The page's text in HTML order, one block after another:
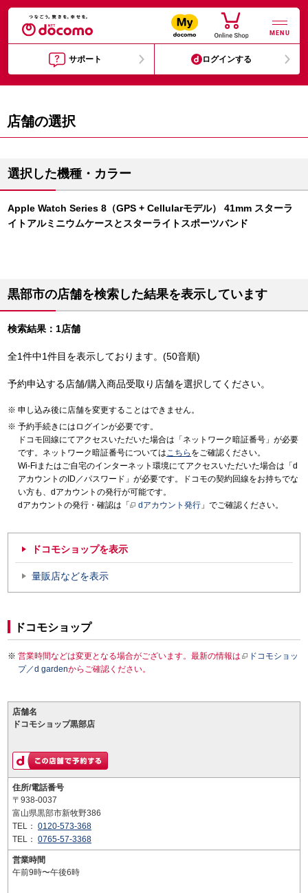
MENU
サポート ログインする
店舗の選択
選択した機種・カラー
Apple Watch Series 8（GPS + Cellularモデル） 41mm スターラ
イトアルミニウムケースとスターライトスポーツバンド
黒部市の店舗を検索した結果を表示しています
検索結果：1店舗
全1件中1件目を表示しております。(50音順)
予約申込する店舗/購入商品受取り店舗を選択してください。
申し込み後に店舗を変更することはできません。
予約手続きにはログインが必要です。
ドコモ回線にてアクセスいただいた場合は「ネットワーク暗証番号」が必要
です。ネットワーク暗証番号についてはこちら をご確認ください。
Wi-Fiまたはご自宅のインターネット環境にてアクセスいただいた場合は「d
アカウントのID／パスワード」が必要です。ドコモの契約回線をお持ちでな
い方も、dアカウントの発行が可能です。
dアカウントの発行・確認は「
dアカウント発行 」でご確認ください。
ドコモショップを表示
量販店などを表示
ドコモショップ
営業時間などは変更となる場合がございます。最新の情報は
ドコモショッ
プ／d gardenからご確認ください。
店舗名
ドコモショップ黒部店
住所/電話番号
〒938-0037
富山県黒部市新牧野386
TEL： 0120-573-368
TEL： 0765-57-3368
営業時間
午前9時〜午後6時